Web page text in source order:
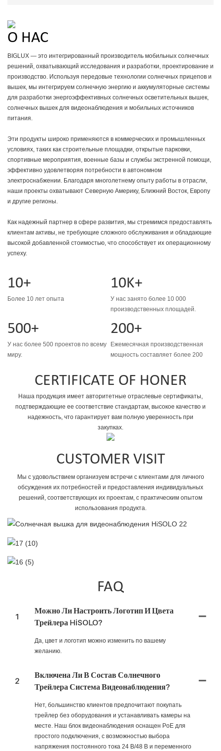
О НАС
BIGLUX — это интегрированный производитель мобильных солнечных
решений, охватывающий исследования и разработки, проектирование и
производство. Используя передовые технологии солнечных прицепов и
вышек, мы интегрируем солнечную энергию и аккумуляторные системы
для разработки энергоэффективных солнечных осветительных вышек,
солнечных вышек для видеонаблюдения и мобильных источников
питания.
Эти продукты широко применяются в коммерческих и промышленных
условиях, таких как строительные площадки, открытые парковки,
спортивные мероприятия, военные базы и службы экстренной помощи,
эффективно удовлетворяя потребности в автономном
электроснабжении. Благодаря многолетнему опыту работы в отрасли,
наши проекты охватывают Северную Америку, Ближний Восток, Европу
и другие регионы.
Как надежный партнер в сфере развития, мы стремимся предоставлять
клиентам активы, не требующие сложного обслуживания и обладающие
высокой добавленной стоимостью, что способствует их операционному
успеху.
10+
Более 10 лет опыта
10K+
У нас занято более 10 000
производственных площадей.
500+
У нас более 500 проектов по всему
миру.
200+
Ежемесячная производственная
мощность составляет более 200
CERTIFICATE OF HONER
Наша продукция имеет авторитетные отраслевые сертификаты,
подтверждающие ее соответствие стандартам, высокое качество и
надежность, что гарантирует вам полную уверенность при
закупках.
CUSTOMER VISIT
Мы с удовольствием организуем встречи с клиентами для личного
обсуждения их потребностей и предоставления индивидуальных
решений, соответствующих их проектам, с практическим опытом
использования продукта.
FAQ
1
Можно Ли Настроить Логотип И Цвета
Трейлера HiSOLO?
Да, цвет и логотип можно изменить по вашему
желанию.
2
Включена Ли В Состав Солнечного
Трейлера Система Видеонаблюдения?
Нет, большинство клиентов предпочитают покупать
трейлер без оборудования и устанавливать камеры на
месте. Наш блок видеонаблюдения оснащен PoE для
простого подключения, с возможностью выбора
напряжения постоянного тока 24 В/48 В и переменного